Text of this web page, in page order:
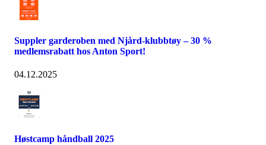
Suppler garderoben med Njård-klubbtøy – 30 %
medlemsrabatt hos Anton Sport!
04.12.2025
Høstcamp håndball 2025